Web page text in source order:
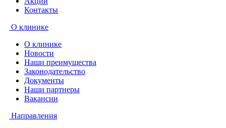
Контакты
О клинике
О клинике
Новости
Наши преимущества
Законодательство
Документы
Наши партнеры
Вакансии
Направления